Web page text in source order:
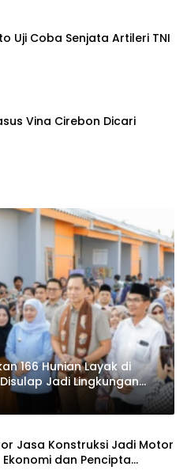
Uji Coba Senjata Artileri TNI
Vina Cirebon Dicari
166 Hunian Layak di
Jadi Lingkungan
Jasa Konstruksi Jadi Motor
dan Pencipta